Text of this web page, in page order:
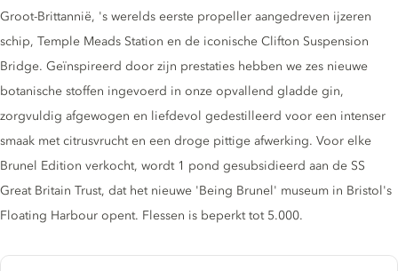
Groot-Brittannië, 's werelds eerste propeller aangedreven ijzeren
schip, Temple Meads Station en de iconische Clifton Suspension
Bridge. Geïnspireerd door zijn prestaties hebben we zes nieuwe
botanische stoffen ingevoerd in onze opvallend gladde gin,
zorgvuldig afgewogen en liefdevol gedestilleerd voor een intenser
smaak met citrusvrucht en een droge pittige afwerking. Voor elke
Brunel Edition verkocht, wordt 1 pond gesubsidieerd aan de SS
Great Britain Trust, dat het nieuwe 'Being Brunel' museum in Bristol's
Floating Harbour opent. Flessen is beperkt tot 5.000.